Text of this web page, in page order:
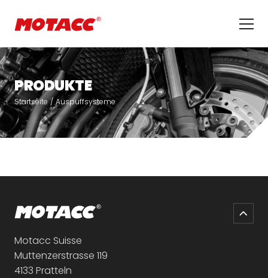
PRODUKTE
Startseite Auspuffsysteme
Motacc Suisse
Muttenzerstrasse 119
4133 Pratteln